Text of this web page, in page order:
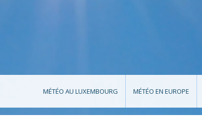
MÉTÉO AU LUXEMBOURG MÉTÉO EN EUROPE